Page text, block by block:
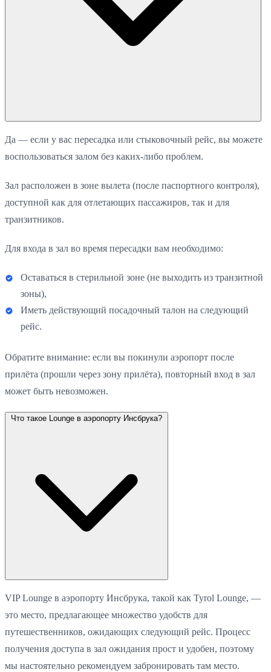
Да — если у вас пересадка или стыковочный рейс, вы можете
воспользоваться залом без каких-либо проблем.
Зал расположен в зоне вылета (после паспортного контроля),
доступной как для отлетающих пассажиров, так и для
транзитников.
Для входа в зал во время пересадки вам необходимо:
Оставаться в стерильной зоне (не выходить из транзитной
зоны),
Иметь действующий посадочный талон на следующий
рейс.
Обратите внимание: если вы покинули аэропорт после
прилёта (прошли через зону прилёта), повторный вход в зал
может быть невозможен.
Что такое Lounge в аэропорту Инсбрука?
VIP Lounge в аэропорту Инсбрука, такой как Tyrol Lounge, —
это место, предлагающее множество удобств для
путешественников, ожидающих следующий рейс. Процесс
получения доступа в зал ожидания прост и удобен, поэтому
мы настоятельно рекомендуем забронировать там место.